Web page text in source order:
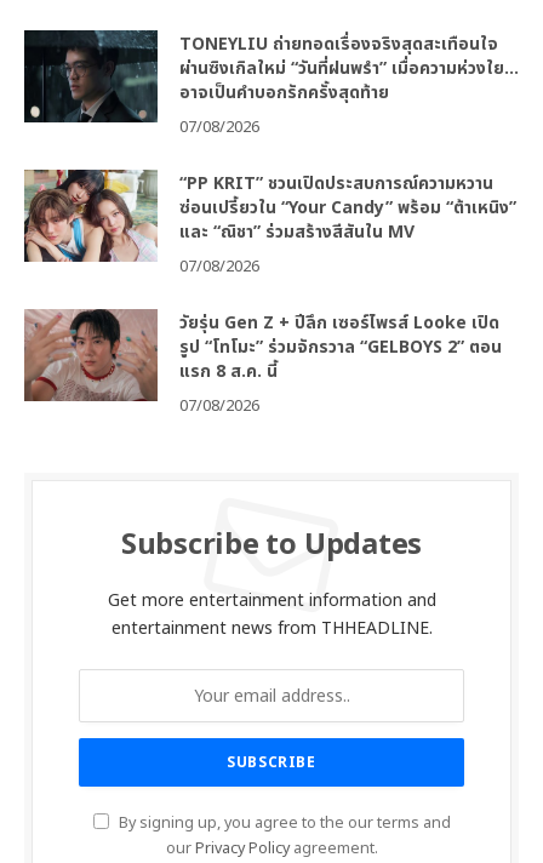
TONEYLIU ถ่ายทอดเรื่องจริงสุดสะเทือนใจ
ผ่านซิงเกิลใหม่ “วันที่ฝนพรำ” เมื่อความห่วงใย…
อาจเป็นคำบอกรักครั้งสุดท้าย
07/08/2026
“PP KRIT” ชวนเปิดประสบการณ์ความหวาน
ซ่อนเปรี้ยวใน “Your Candy” พร้อม “ต้าเหนิง”
และ “ณิชา” ร่วมสร้างสีสันใน MV
07/08/2026
วัยรุ่น Gen Z + ปีลึก เซอร์ไพรส์ Looke เปิด
รูป “โทโมะ” ร่วมจักรวาล “GELBOYS 2” ตอน
แรก 8 ส.ค. นี้
07/08/2026
Subscribe to Updates
Get more entertainment information and
entertainment news from THHEADLINE.
By signing up, you agree to the our terms and
ourPrivacy Policyagreement.